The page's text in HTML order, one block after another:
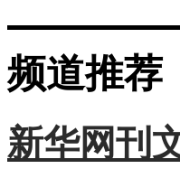
频道推荐
新华网刊